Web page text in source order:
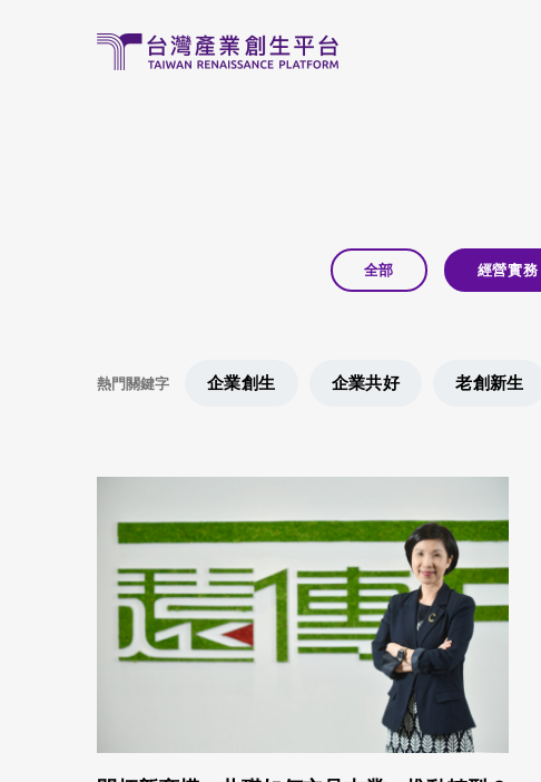
全部 經營實務
熱門關鍵字 企業創生 企業共好 老創新生